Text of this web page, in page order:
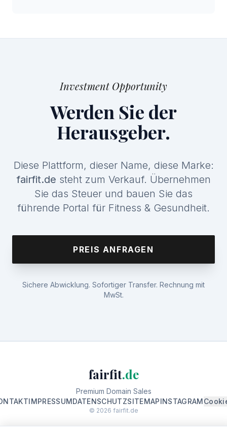
Investment Opportunity
Werden Sie der
Herausgeber.
Diese Plattform, dieser Name, diese Marke:
fairfit.de steht zum Verkauf. Übernehmen
Sie das Steuer und bauen Sie das
führende Portal für Fitness & Gesundheit.
PREIS ANFRAGEN
Sichere Abwicklung. Sofortiger Transfer. Rechnung mit
MwSt.
fairfit.de
Premium Domain Sales
IMPRESSUMDATENSCHUTZSITEMAPINSTAGRAM
© 2026 fairfit.de